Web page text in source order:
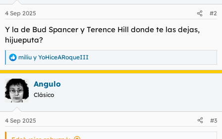
e
4 Sep 2025 #2
Y la de Bud Spancer y Terence Hill donde te las dejas,
hijueputa?
R
e
a
c
c
i
e
s
miliu y YoHiceARoqueIII
Angulo
Clásico
4 Sep 2025 #3